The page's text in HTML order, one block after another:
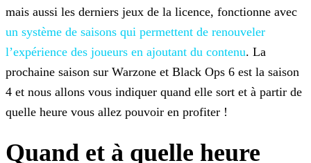
mais aussi les derniers jeux de la licence, fonctionne avec
un système de saisons qui permettent de renouveler
l’expérience des joueurs en ajoutant du contenu. La
prochaine saison sur Warzone et Black Ops 6 est la saison
4 et nous allons vous indiquer quand elle sort et à partir de
quelle heure vous allez pouvoir en profiter !
Quand et à quelle heure